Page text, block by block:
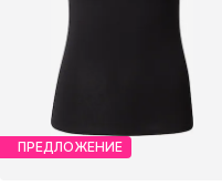
ПРЕДЛОЖЕНИЕ